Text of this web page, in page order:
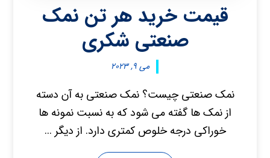
قیمت خرید هر تن نمک
صنعتی شکری
می ۹, ۲۰۲۳
نمک صنعتی چیست؟ نمک صنعتی به آن دسته
از نمک ها گفته می شود که به نسبت نمونه ها
خوراکی درجه خلوص کمتری دارد. از دیگر ...